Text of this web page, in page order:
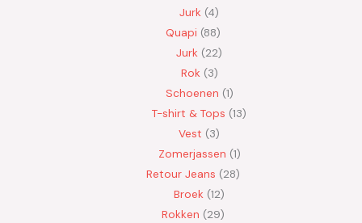
Jurk 4
Quapi 88
Jurk 22
Rok 3
Schoenen 1
T-shirt & Tops 13
Vest
3
Zomerjassen 1
Retour Jeans
28
Broek 12
Rokken
29